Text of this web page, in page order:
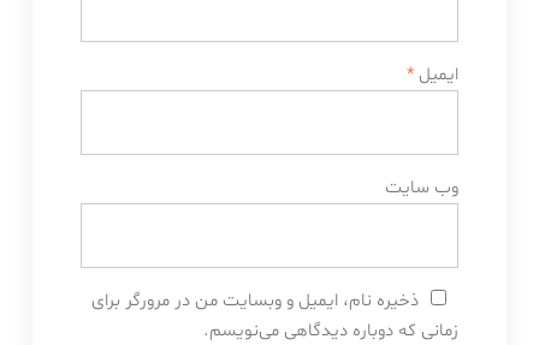
ایمیل *
وب‌ سایت
ذخیره نام، ایمیل و وبسایت من در مرورگر برای
زمانی که دوباره دیدگاهی می‌نویسم.